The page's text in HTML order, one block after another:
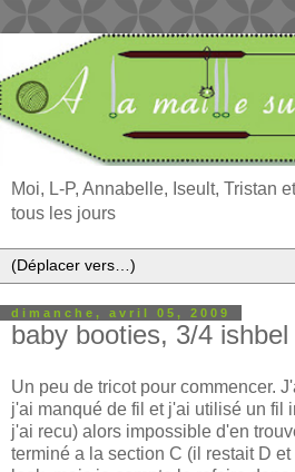
Moi, L-P, Annabelle, Iseult, Tristan
tous les jours
dimanche, avril 05, 2009
baby booties, 3/4
Un peu de tricot pour commencer.
j'ai manqué de fil et j'ai utilisé un fil
j'ai recu) alors impossible d'en
terminé a la section C (il restait D